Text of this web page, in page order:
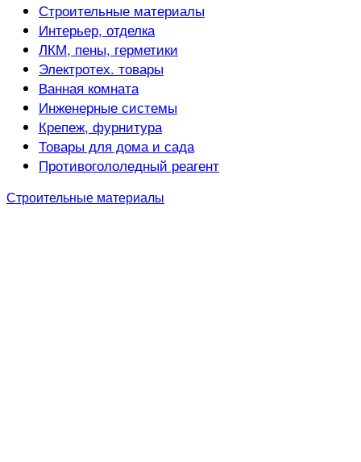
Строительные материалы
Интерьер, отделка
ЛКМ, пены, герметики
Электротех. товары
Ванная комната
Инженерные системы
Крепеж, фурнитура
Товары для дома и сада
Противогололедный реагент
Строительные материалы